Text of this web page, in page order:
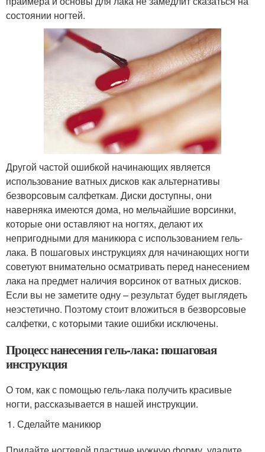
состоянии ногтей.
Другой частой ошибкой начинающих является
использование ватных дисков как альтернативы
безворсовым салфеткам. Диски доступны, они
наверняка имеются дома, но мельчайшие ворсинки,
которые они оставляют на ногтях, делают их
непригодными для маникюра с использованием гель-
лака. В пошаговых инструкциях для начинающих ногти
советуют внимательно осматривать перед нанесением
лака на предмет наличия ворсинок от ватных дисков.
Если вы не заметите одну – результат будет выглядеть
неэстетично. Поэтому стоит вложиться в безворсовые
салфетки, с которыми такие ошибки исключены.
Процесс нанесения гель-лака: пошаговая
инструкция
О том, как с помощью гель-лака получить красивые
ногти, рассказывается в нашей инструкции.
Сделайте маникюр